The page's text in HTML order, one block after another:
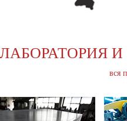
ЛАБОРАТОРИЯ
вся